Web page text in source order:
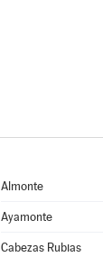
Almonte
Ayamonte
Cabezas Rubias